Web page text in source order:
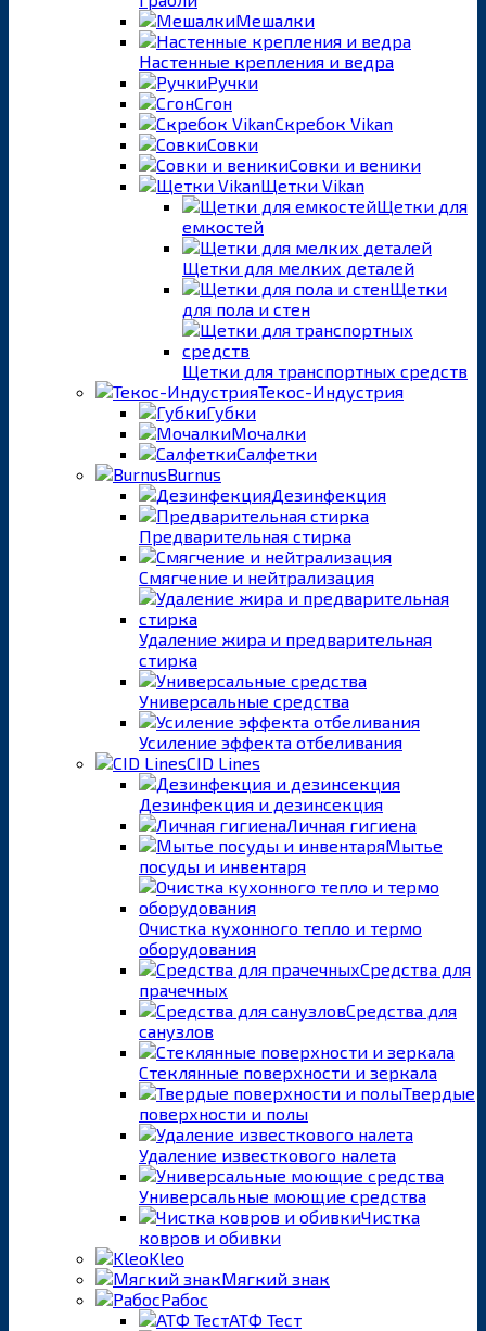
Мешалки
Настенные крепления и ведра
Ручки
Сгон
Скребок Vikan
Совки
Совки и веники
Щетки Vikan
Щетки для
емкостей
Щетки для мелких деталей
Щетки
для пола и стен
Щетки для транспортных средств
Текос-Индустрия
Губки
Мочалки
Салфетки
Burnus
Дезинфекция
Предварительная стирка
Смягчение и нейтрализация
Удаление жира и предварительная
стирка
Универсальные средства
Усиление эффекта отбеливания
CID Lines
Дезинфекция и дезинсекция
Личная гигиена
Мытье
посуды и инвентаря
Очистка кухонного тепло и термо
оборудования
Средства для
прачечных
Средства для
санузлов
Стеклянные поверхности и зеркала
Твердые
поверхности и полы
Удаление известкового налета
Универсальные моющие средства
Чистка
ковров и обивки
Kleo
Мягкий знак
Рабос
АТФ Тест